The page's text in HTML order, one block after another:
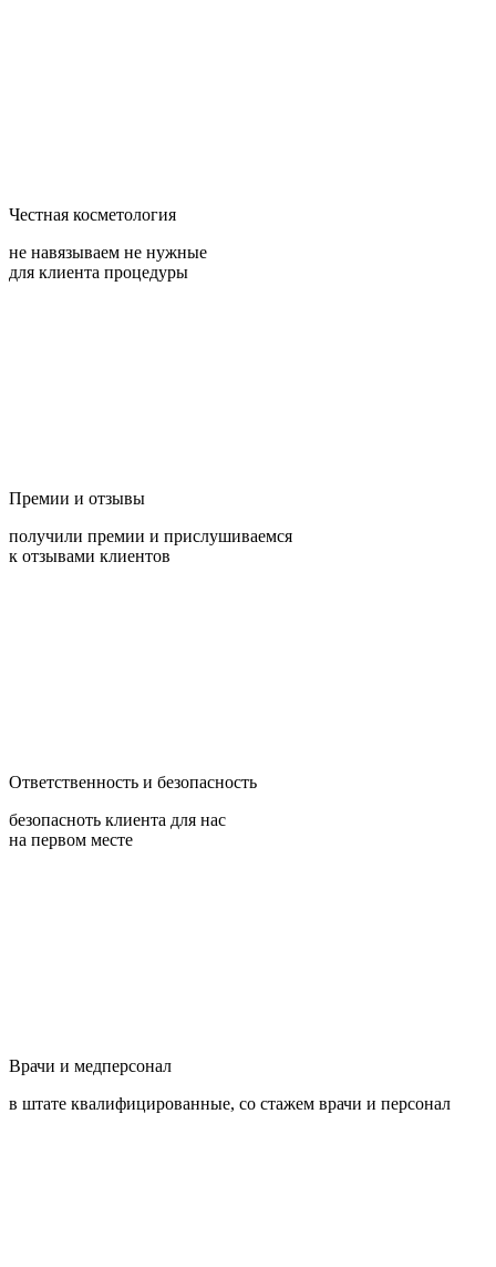
Честная косметология
не навязываем не нужные
для клиента процедуры
Премии и отзывы
получили премии и прислушиваемся
к отзывами клиентов
Ответственность и безопасность
безопасноть клиента для нас
на первом месте
Врачи и медперсонал
в штате квалифицированные, со стажем врачи и персонал